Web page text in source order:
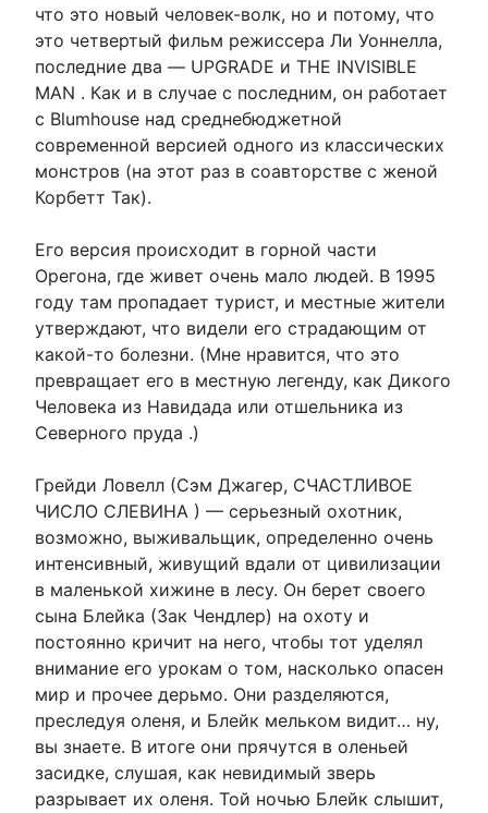
что это новый человек-волк, но и потому, что
это четвертый фильм режиссера Ли Уоннелла,
последние два — UPGRADE и THE INVISIBLE
MAN . Как и в случае с последним, он работает
с Blumhouse над среднебюджетной
современной версией одного из классических
монстров (на этот раз в соавторстве с женой
Корбетт Так).
Его версия происходит в горной части
Орегона, где живет очень мало людей. В 1995
году там пропадает турист, и местные жители
утверждают, что видели его страдающим от
какой-то болезни. (Мне нравится, что это
превращает его в местную легенду, как Дикого
Человека из Навидада или отшельника из
Северного пруда .)
Грейди Ловелл (Сэм Джагер, СЧАСТЛИВОЕ
ЧИСЛО СЛЕВИНА ) — серьезный охотник,
возможно, выживальщик, определенно очень
интенсивный, живущий вдали от цивилизации
в маленькой хижине в лесу. Он берет своего
сына Блейка (Зак Чендлер) на охоту и
постоянно кричит на него, чтобы тот уделял
внимание его урокам о том, насколько опасен
мир и прочее дерьмо. Они разделяются,
преследуя оленя, и Блейк мельком видит… ну,
вы знаете. В итоге они прячутся в оленьей
засидке, слушая, как невидимый зверь
разрывает их оленя. Той ночью Блейк слышит,